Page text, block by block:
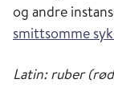
og andre
smittsomme
Latin: ruber